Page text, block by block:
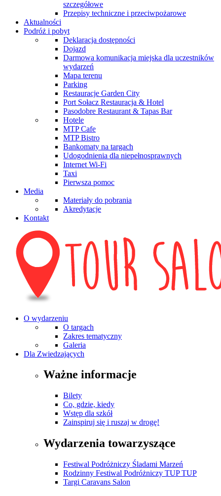
szczegółowe
Przepisy techniczne i przeciwpożarowe
Aktualności
Podróż i pobyt
Deklaracja dostępności
Dojazd
Darmowa komunikacja miejska dla uczestników
wydarzeń
Mapa terenu
Parking
Restauracje Garden City
Port Sołacz Restauracja & Hotel
Pasodobre Restaurant & Tapas Bar
Hotele
MTP Cafe
MTP Bistro
Bankomaty na targach
Udogodnienia dla niepełnosprawnych
Internet Wi-Fi
Taxi
Pierwsza pomoc
Media
Materiały do pobrania
Akredytacje
Kontakt
O wydarzeniu
O targach
Zakres tematyczny
Galeria
Dla Zwiedzających
Ważne informacje
Bilety
Co, gdzie, kiedy
Wstęp dla szkół
Zainspiruj się i ruszaj w drogę!
Wydarzenia towarzyszące
Festiwal Podróżniczy Śladami Marzeń
Rodzinny Festiwal Podróżniczy TUP TUP
Targi Caravans Salon